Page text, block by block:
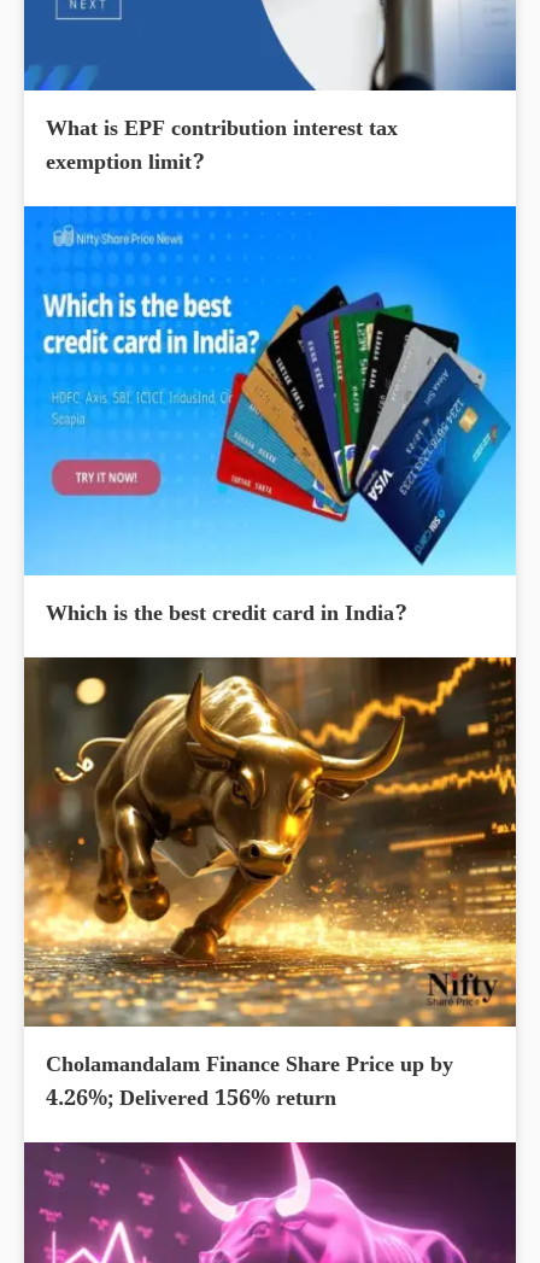
What is EPF contribution interest tax
exemption limit?
Which is the best credit card in India?
Cholamandalam Finance Share Price up by
4.26%; Delivered 156% return